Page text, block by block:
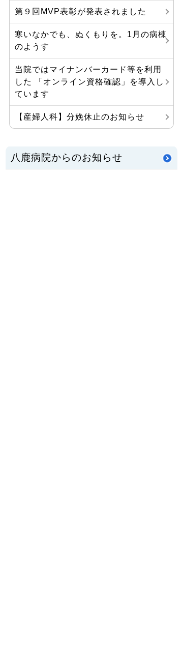
第９回MVP表彰が発表されました
寒いなかでも、ぬくもりを。1月の病棟
のようす
当院ではマイナンバーカード等を利用
した 「オンライン資格確認」を導入し
ています
【産婦人科】分娩休止のお知らせ
八鹿病院からのお知らせ